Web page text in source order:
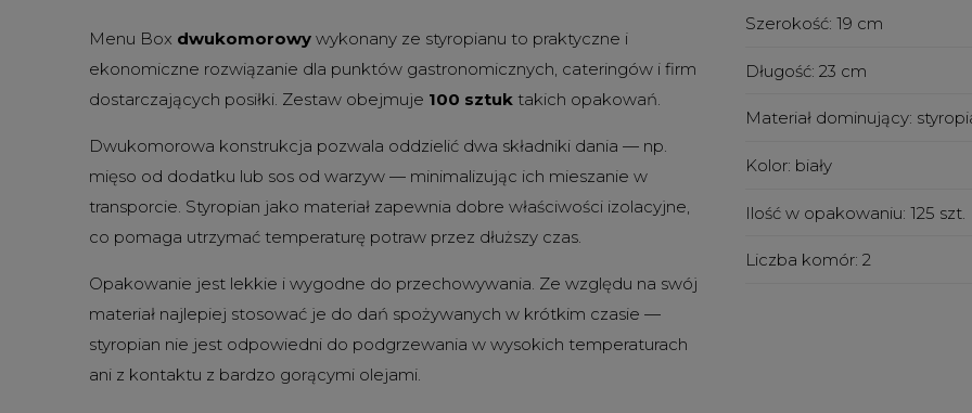
Menu Box dwukomorowy wykonany ze styropianu to praktyczne i
ekonomiczne rozwiązanie dla punktów gastronomicznych, cateringów i firm
dostarczających posiłki. Zestaw obejmuje 100 sztuk takich opakowań.
Dwukomorowa konstrukcja pozwala oddzielić dwa składniki dania — np.
mięso od dodatku lub sos od warzyw — minimalizując ich mieszanie w
transporcie. Styropian jako materiał zapewnia dobre właściwości izolacyjne,
co pomaga utrzymać temperaturę potraw przez dłuższy czas.
Opakowanie jest lekkie i wygodne do przechowywania. Ze względu na swój
materiał najlepiej stosować je do dań spożywanych w krótkim czasie —
styropian nie jest odpowiedni do podgrzewania w wysokich temperaturach
ani z kontaktu z bardzo gorącymi olejami.
Szerokość: 19 cm
Długość: 23 cm
Materiał dominujący:
Kolor: biały
Ilość w opakowaniu: 125 szt.
Liczba komór: 2